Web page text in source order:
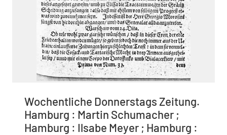
Wochentliche Donnerstags Zeitung.
Hamburg : Martin Schumacher ;
Hamburg : Ilsabe Meyer ; Hamburg :